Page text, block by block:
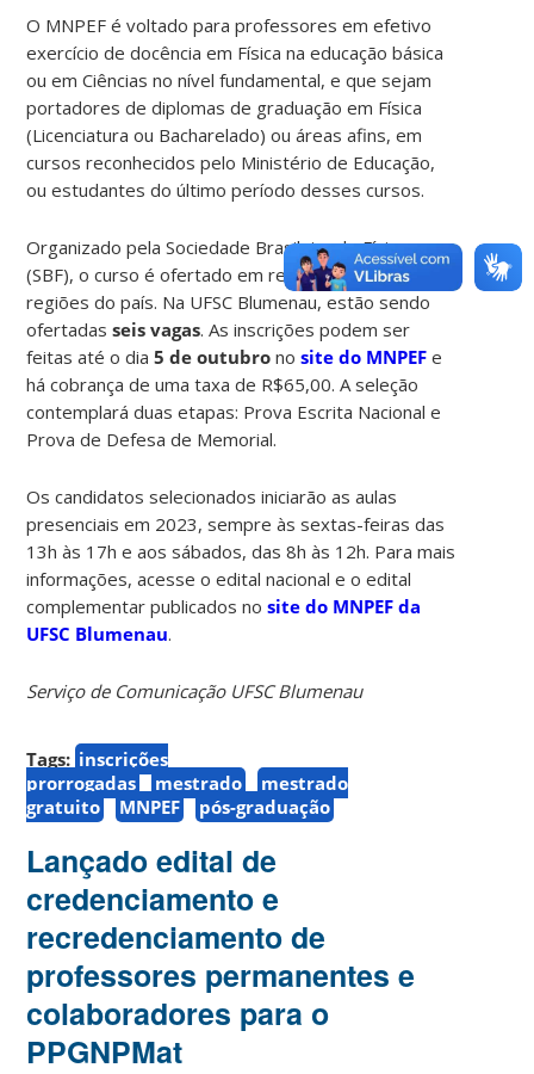
O MNPEF é voltado para professores em efetivo
exercício de docência em Física na educação básica
ou em Ciências no nível fundamental, e que sejam
portadores de diplomas de graduação em Física
(Licenciatura ou Bacharelado) ou áreas afins, em
cursos reconhecidos pelo Ministério de Educação,
ou estudantes do último período desses cursos.
Organizado pela Sociedade Brasileira de Física
(SBF), o curso é ofertado em rede em todas as
regiões do país. Na UFSC Blumenau, estão sendo
ofertadas seis vagas. As inscrições podem ser
feitas até o dia5 de outubro nosite do MNPEF e
há cobrança de uma taxa de R$65,00. A seleção
contemplará duas etapas: Prova Escrita Nacional e
Prova de Defesa de Memorial.
Os candidatos selecionados iniciarão as aulas
presenciais em 2023, sempre às sextas-feiras das
13h às 17h e aos sábados, das 8h às 12h. Para mais
informações, acesse o edital nacional e o edital
complementar publicados nosite do MNPEF da
UFSC Blumenau.
Serviço de Comunicação UFSC Blumenau
Tags: inscrições
prorrogadas
mestrado
mestrado
gratuito
MNPEF pós-graduação
Lançado edital de
credenciamento e
recredenciamento de
professores permanentes e
colaboradores para o
PPGNPMat